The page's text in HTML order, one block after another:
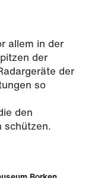
allem in der
der
der
so
den
schützen.